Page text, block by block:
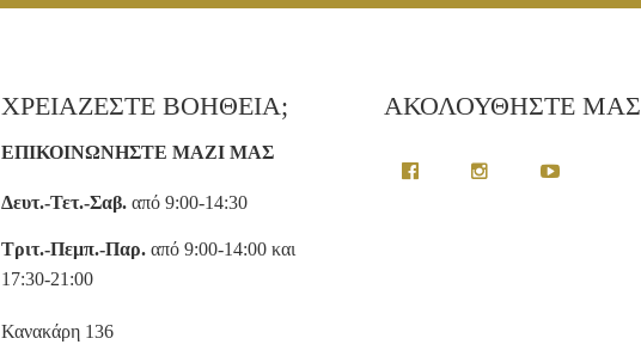
ΧΡΕΙΑΖΕΣΤΕ ΒΟΗΘΕΙΑ;
ΕΠΙΚΟΙΝΩΝΗΣΤΕ ΜΑΖΙ ΜΑΣ
Δευτ.-Τετ.-Σαβ. από 9:00-14:30
Τριτ.-Πεμπ.-Παρ. από 9:00-14:00 και
17:30-21:00
Κανακάρη 136
ΑΚΟΛΟΥΘΗΣΤΕ ΜΑΣ